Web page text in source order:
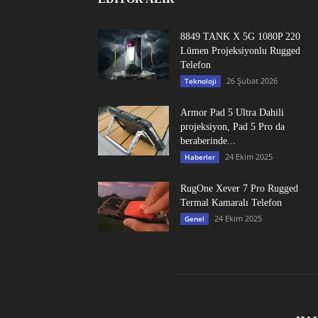
8849 TANK X 5G 1080P 220
Lümen Projeksiyonlu Rugged
Telefon
Teknoloji 26 Şubat 2026
Armor Pad 5 Ultra Dahili
projeksiyon, Pad 5 Pro da
beraberinde...
Haberler 24 Ekim 2025
RugOne Xever 7 Pro Rugged
Termal Kamaralı Telefon
Genel 24 Ekim 2025